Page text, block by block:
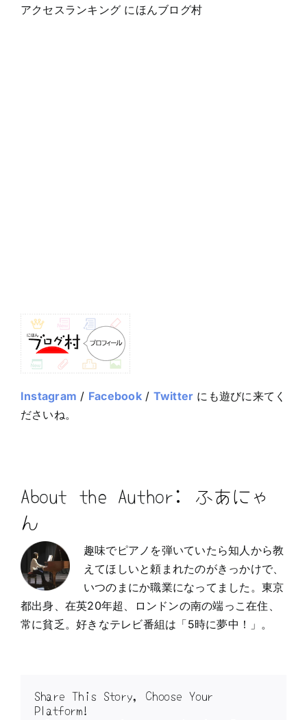
アクセスランキング にほんブログ村
Instagram / Facebook/ Twitter にも遊びに来てく
ださいね。
About the Author: ふあにゃ
ん
趣味でピアノを弾いていたら知人から教
えてほしいと頼まれたのがきっかけで、
いつのまにか職業になってました。東京
都出身、在英20年超、ロンドンの南の端っこ在住、
常に貧乏。好きなテレビ番組は「5時に夢中！」。
Share This Story, Choose Your
Platform!